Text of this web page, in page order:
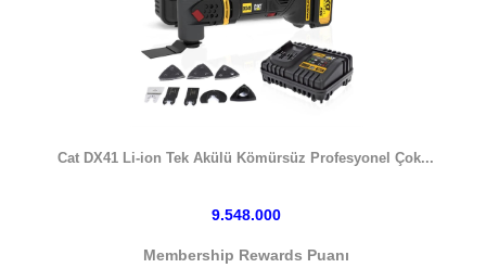
Cat DX41 Li-ion Tek Akülü Kömürsüz Profesyonel Çok...
9.548.000
Membership Rewards Puanı